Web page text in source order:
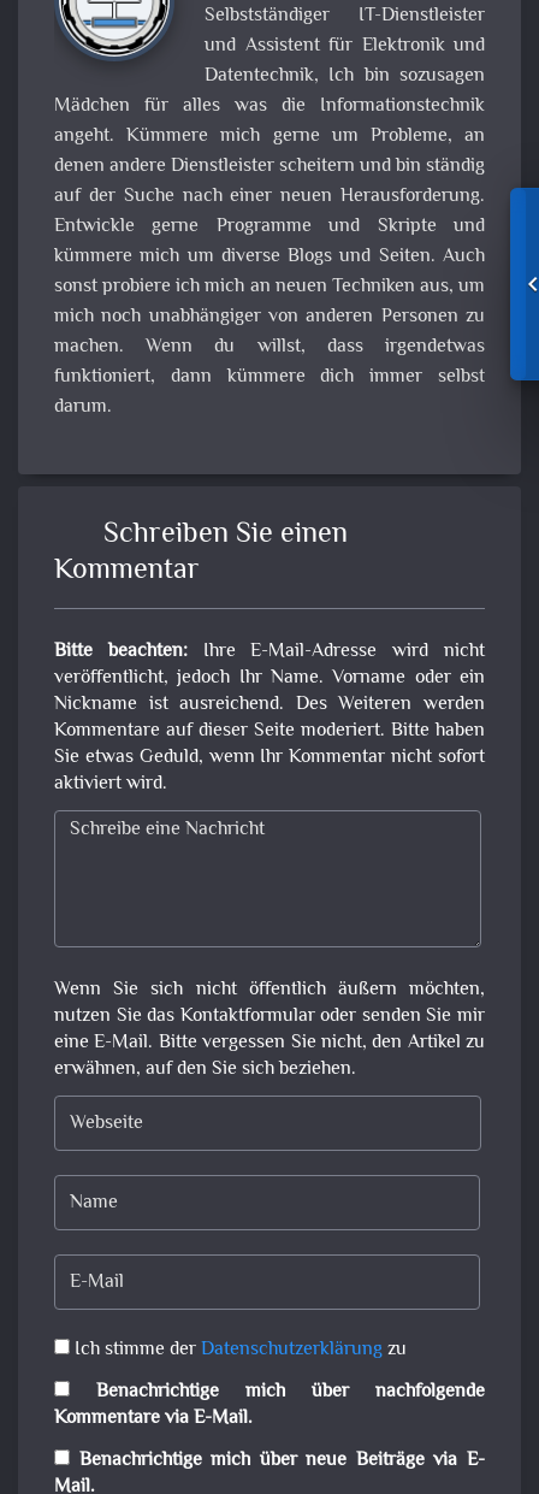
Selbstständiger IT-Dienstleister
und Assistent für Elektronik und
Datentechnik, Ich bin sozusagen
Mädchen für alles was die Informationstechnik
angeht. Kümmere mich gerne um Probleme, an
denen andere Dienstleister scheitern und bin ständig
auf der Suche nach einer neuen Herausforderung.
Entwickle gerne Programme und Skripte und
kümmere mich um diverse Blogs und Seiten. Auch
sonst probiere ich mich an neuen Techniken aus, um
mich noch unabhängiger von anderen Personen zu
machen. Wenn du willst, dass irgendetwas
funktioniert, dann kümmere dich immer selbst
darum.
Schreiben Sie einen
Kommentar
Bitte beachten:Ihre E-Mail-Adresse wird nicht
veröffentlicht, jedoch Ihr Name. Vorname oder ein
Nickname ist ausreichend. Des Weiteren werden
Kommentare auf dieser Seite moderiert. Bitte haben
Sie etwas Geduld, wenn Ihr Kommentar nicht sofort
aktiviert wird.
Wenn Sie sich nicht öffentlich äußern möchten,
nutzen Sie das Kontaktformular oder senden Sie mir
eine E-Mail. Bitte vergessen Sie nicht, den Artikel zu
erwähnen, auf den Sie sich beziehen.
Ich stimme derDatenschutzerklärungzu
Benachrichtige mich über nachfolgende
Kommentare via E-Mail.
Benachrichtige mich über neue Beiträge via E-
Mail.